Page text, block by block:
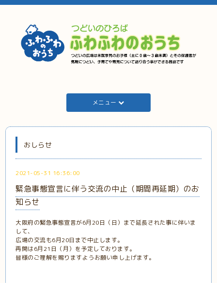
メニュー
おしらせ
2021-05-31 16:36:00
緊急事態宣言に伴う交流の中止（期間再延期）のお
知らせ
大阪府の緊急事態宣言が6月20日（日）まで延長された事に伴いま
して、
広場の交流も6月20日まで中止します。
再開は6月21日（月）を予定しております。
皆様のご理解を賜りますようお願い申し上げます。